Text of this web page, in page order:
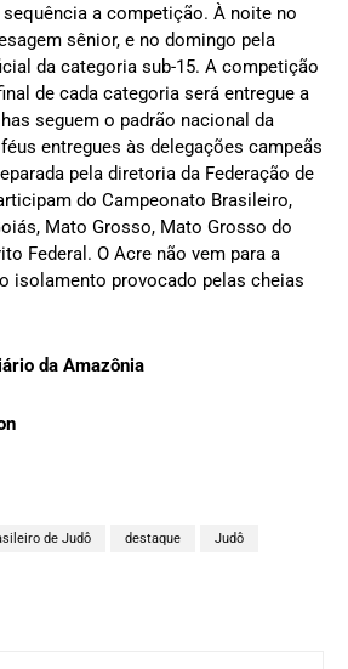
a competição. À noite no
sênior, e no domingo pela
da categoria sub-15. A competição
de cada categoria será entregue a
seguem o padrão nacional da
entregues às delegações campeãs
pela diretoria da Federação de
do Campeonato Brasileiro,
Mato Grosso, Mato Grosso do
Federal. O Acre não vem para a
isolamento provocado pelas cheias
da Amazônia
de Judô destaque Judô